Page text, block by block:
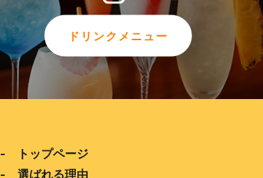
ドリンクメニュー
- トップページ
- 選ばれる理由